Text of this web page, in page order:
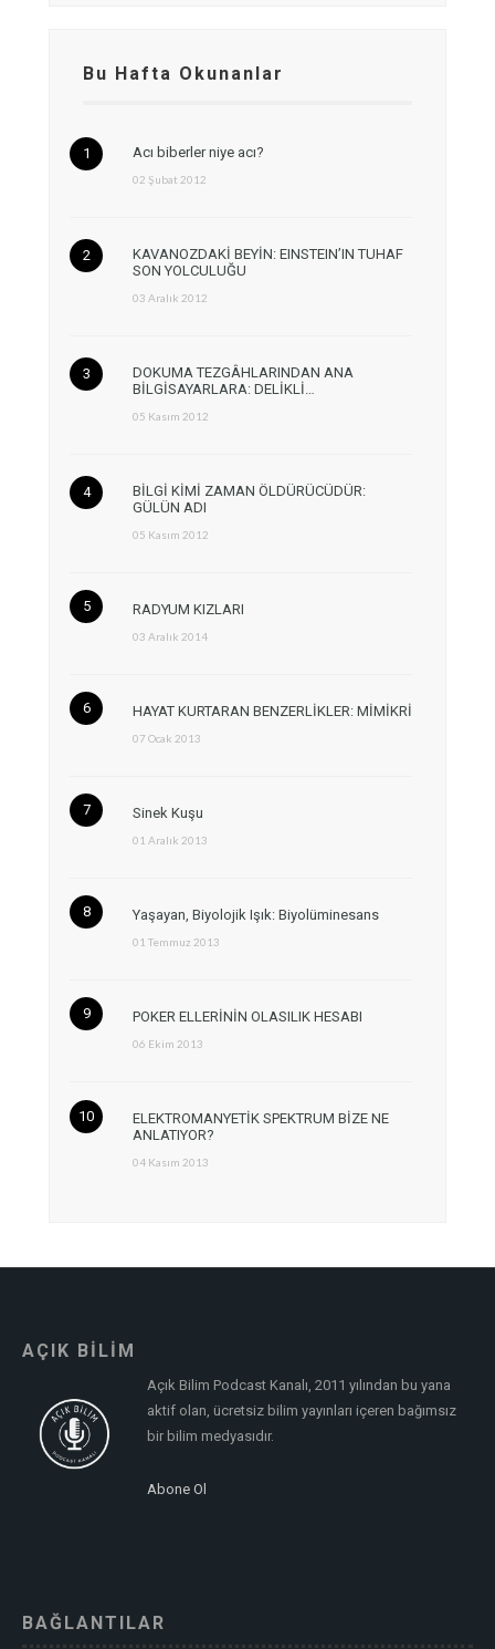
Bu Hafta Okunanlar
Acı biberler niye acı?
02 Şubat 2012
KAVANOZDAKİ BEYİN: EINSTEIN’IN TUHAF
SON YOLCULUĞU
03 Aralık 2012
DOKUMA TEZGÂHLARINDAN ANA
BİLGİSAYARLARA: DELİKLİ…
05 Kasım 2012
BİLGİ KİMİ ZAMAN ÖLDÜRÜCÜDÜR:
GÜLÜN ADI
05 Kasım 2012
RADYUM KIZLARI
03 Aralık 2014
HAYAT KURTARAN BENZERLİKLER: MİMİKRİ
07 Ocak 2013
Sinek Kuşu
01 Aralık 2013
Yaşayan, Biyolojik Işık: Biyolüminesans
01 Temmuz 2013
POKER ELLERİNİN OLASILIK HESABI
06 Ekim 2013
ELEKTROMANYETİK SPEKTRUM BİZE NE
ANLATIYOR?
04 Kasım 2013
AÇIK BİLİM
Açık Bilim Podcast Kanalı, 2011 yılından bu yana
aktif olan, ücretsiz bilim yayınları içeren bağımsız
bir bilim medyasıdır.
Abone Ol
BAĞLANTILAR